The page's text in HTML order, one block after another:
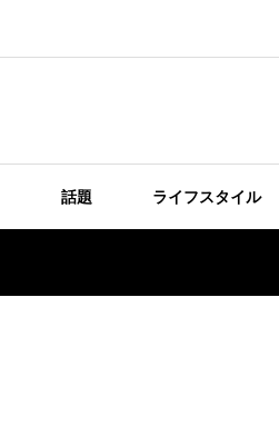
話題 ライフスタイル